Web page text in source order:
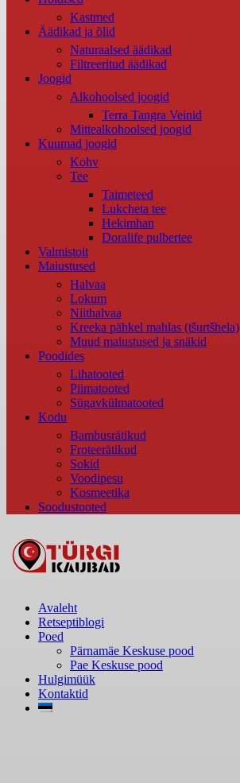
Kastmed
Äädikad ja õlid
Naturaalsed äädikad
Filtreeritud äädikad
Joogid
Alkohoolsed joogid
Terra Tangra Veinid
Mittealkohoolsed joogid
Kuumad joogid
Kohv
Tee
Taimeteed
Lukcheta tee
Hekimhan
Doralife pulbertee
Valmistoit
Maiustused
Halvaa
Lokum
Niithalvaa
Kreeka pähkel mahlas (tšurtšhela)
Muud maiustused ja snäkid
Poodides
Lihatooted
Piimatooted
Sügavkülmatooted
Kodu
Bambusrätikud
Froteerätikud
Sokid
Voodipesu
Kosmeetika
Soodustooted
Avaleht
Retseptiblogi
Poed
Pärnamäe Keskuse pood
Pae Keskuse pood
Hulgimüük
Kontaktid